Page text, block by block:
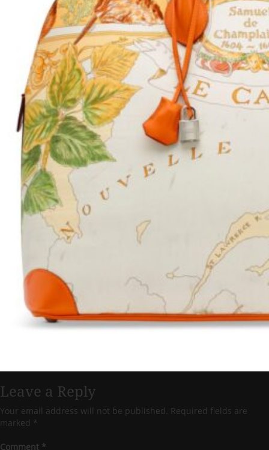
Leave a Reply
Your email address will not be published. Required fields are
marked *
Comment *